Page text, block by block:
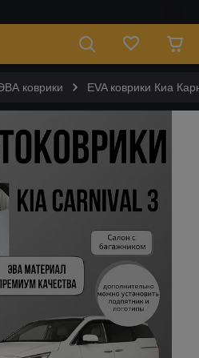
коврики EVA коврики Киа